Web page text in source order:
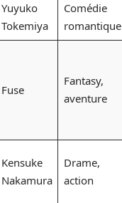
Yuyuko
Tokemiya
Comédie
romantique
Fuse
Fantasy,
aventure
Kensuke
Nakamura
Drame,
action